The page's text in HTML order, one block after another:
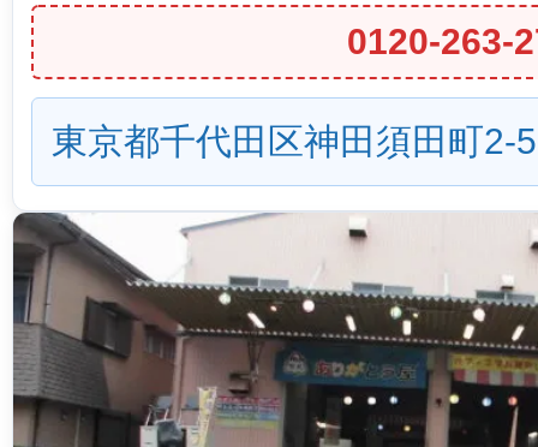
0120-263-
東京都千代田区神田須田町2-